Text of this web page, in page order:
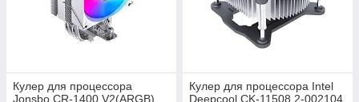
Кулер для процессора
Jonsbo CR-1400 V2(ARGB)
Кулер для процессора Intel
Deepcool CK-11508 2-002104